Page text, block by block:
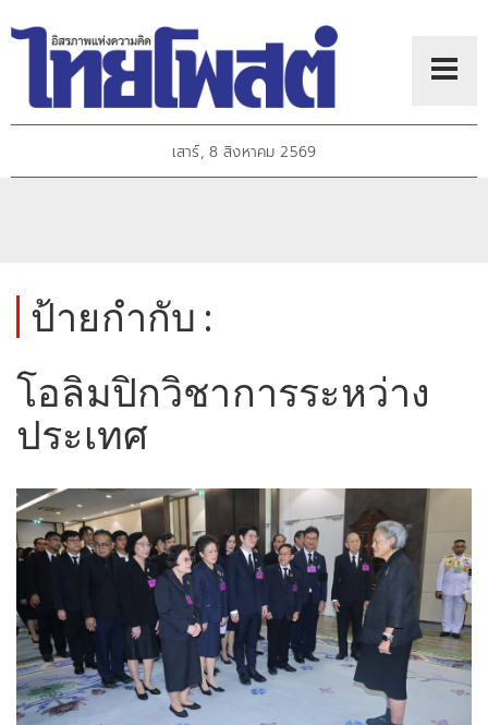
เสาร์, 8 สิงหาคม 2569
ป้ายกำกับ :
โอลิมปิกวิชาการระหว่าง
ประเทศ